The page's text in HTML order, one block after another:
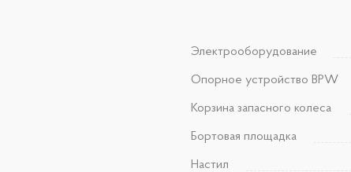
Электрооборудование
Опорное устройство BPW
Корзина запасного колеса
Бортовая площадка
Настил